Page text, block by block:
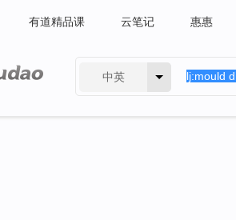
有道精品课 云笔记 惠惠
中英